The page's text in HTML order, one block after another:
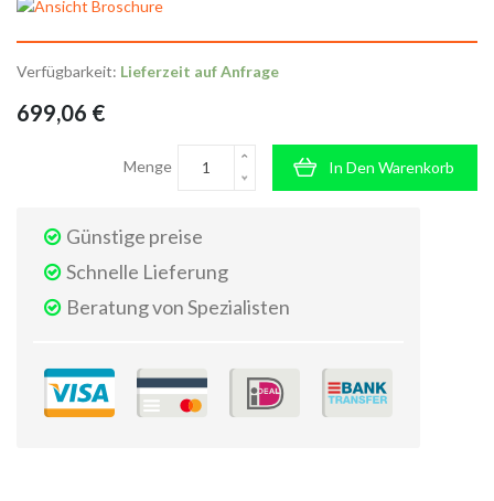
Verfügbarkeit: Lieferzeit auf Anfrage
699,06 €
Menge In Den Warenkorb
Günstige preise
Schnelle Lieferung
Beratung von Spezialisten